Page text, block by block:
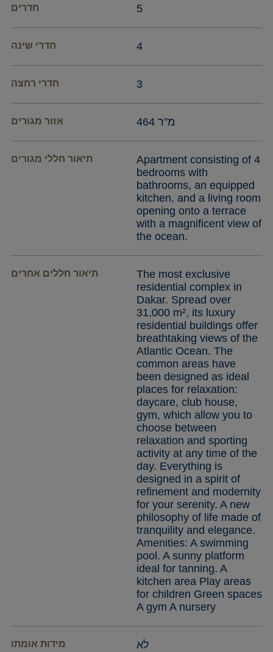
חדרים 5
חדרי שינה 4
חדרי רחצה 3
אזור מגורים 464 מ"ר
תיאור חללי מגורים
Apartment consisting of 4
bedrooms with
bathrooms, an equipped
kitchen, and a living room
opening onto a terrace
with a magnificent view of
the ocean.
תיאור חללים אחרים
The most exclusive
residential complex in
Dakar. Spread over
31,000 m², its luxury
residential buildings offer
breathtaking views of the
Atlantic Ocean. The
common areas have
been designed as ideal
places for relaxation:
daycare, club house,
gym, which allow you to
choose between
relaxation and sporting
activity at any time of the
day. Everything is
designed in a spirit of
refinement and modernity
for your serenity. A new
philosophy of life made of
tranquility and elegance.
Amenities: A swimming
pool. A sunny platform
ideal for tanning. A
kitchen area Play areas
for children Green spaces
A gym A nursery
מידות אומתו לא